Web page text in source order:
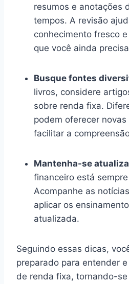
resumos e anotações
tempos. A revisão
conhecimento fresco
que você ainda
Busque fontes
livros, considere
sobre renda fixa.
podem oferecer
facilitar a
Mantenha-se
financeiro está
Acompanhe as
aplicar os
atualizada.
Seguindo essas dicas,
preparado para entender
de renda fixa, tornando-